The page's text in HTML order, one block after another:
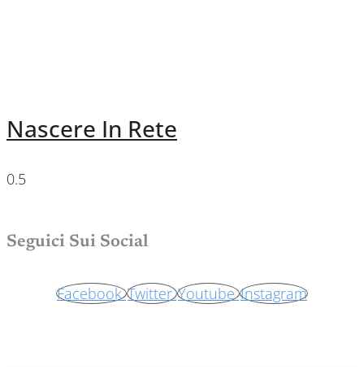
Nascere In Rete
Seguici Sui Social
Facebook Twitter Youtube Instagram